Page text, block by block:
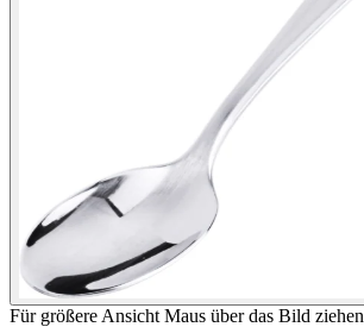
Für größere Ansicht Maus über das Bild ziehen